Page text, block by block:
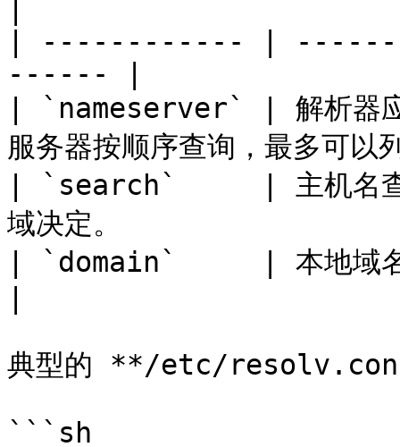
| ------------ |
------ |
| `nameserver` | 解析器应
服务器按顺序查询，最多可
| `search`     | 主机名查找
域决定。
| `domain`     | 本地域
典型的 **/etc/
```sh